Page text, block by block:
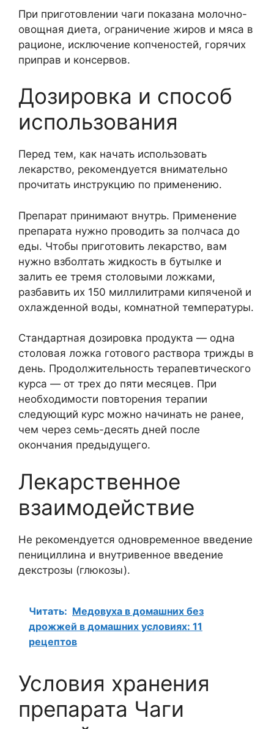
При приготовлении чаги показана молочно-
овощная диета, ограничение жиров и мяса в
рационе, исключение копченостей, горячих
приправ и консервов.
Дозировка и способ
использования
Перед тем, как начать использовать
лекарство, рекомендуется внимательно
прочитать инструкцию по применению.
Препарат принимают внутрь. Применение
препарата нужно проводить за полчаса до
еды. Чтобы приготовить лекарство, вам
нужно взболтать жидкость в бутылке и
залить ее тремя столовыми ложками,
разбавить их 150 миллилитрами кипяченой и
охлажденной воды, комнатной температуры.
Стандартная дозировка продукта — одна
столовая ложка готового раствора трижды в
день. Продолжительность терапевтического
курса — от трех до пяти месяцев. При
необходимости повторения терапии
следующий курс можно начинать не ранее,
чем через семь-десять дней после
окончания предыдущего.
Лекарственное
взаимодействие
Не рекомендуется одновременное введение
пенициллина и внутривенное введение
декстрозы (глюкозы).
Читать: Медовуха в домашних без
дрожжей в домашних условиях: 11
рецептов
Условия хранения
препарата Чаги